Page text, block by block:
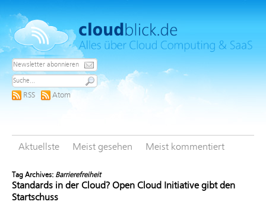
RSS Atom
Aktuellste Meist gesehen Meist kommentiert
Tag Archives: Barrierefreiheit
Standards in der Cloud? Open Cloud Initiative gibt den
Startschuss